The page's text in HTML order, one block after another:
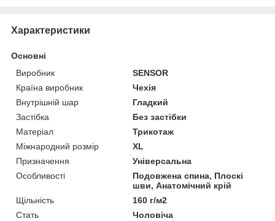
Характеристики
Основні
Виробник
SENSOR
Країна виробник
Чехія
Внутрішній шар
Гладкий
Застібка
Без застібки
Матеріал
Трикотаж
Міжнародний розмір
XL
Призначення
Універсальна
Особливості
Подовжена спина, Плоскі
шви, Анатомічний крій
Щільність
160 г/м2
Стать
Чоловіча